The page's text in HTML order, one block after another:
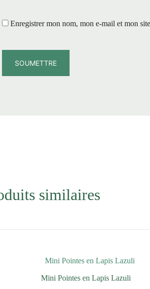
Enregistrer mon nom, mon e-mail et mon
similaires
Mini Pointes en Lapis Lazuli